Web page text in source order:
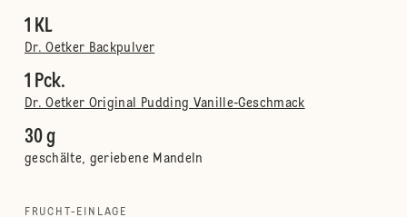
1 KL
Dr. Oetker Backpulver
1 Pck.
Dr. Oetker Original Pudding Vanille-Geschmack
30 g
geschälte, geriebene Mandeln
FRUCHT-EINLAGE